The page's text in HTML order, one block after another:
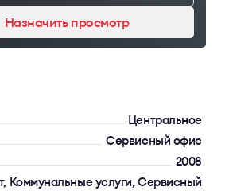
Назначить просмотр
Центральное
Сервисный офис
2008
Коммунальные услуги, Сервисный